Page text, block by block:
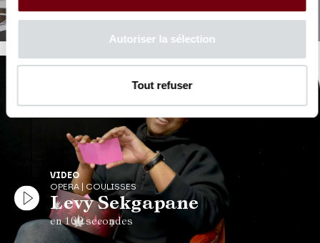
Autoriser la sélection
Tout refuser
VIDEO
OPERA | COULISSES
Levy Sekgapane
en 100 secondes